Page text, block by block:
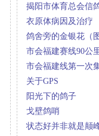
揭阳市体育总会信
衣原体病因及治疗
鸽舍旁的金银花（
市会福建赛线90公
市会福建线第一次
关于GPS
阳光下的鸽子
戈壁鸽哨
状态好并非就是颠